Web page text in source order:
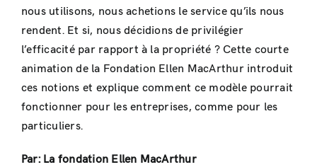
nous utilisons, nous achetions le service qu’ils nous
rendent. Et si, nous décidions de privilégier
l’efficacité par rapport à la propriété ? Cette courte
animation de la Fondation Ellen MacArthur introduit
ces notions et explique comment ce modèle pourrait
fonctionner pour les entreprises, comme pour les
particuliers.
Par: La fondation Ellen MacArthur